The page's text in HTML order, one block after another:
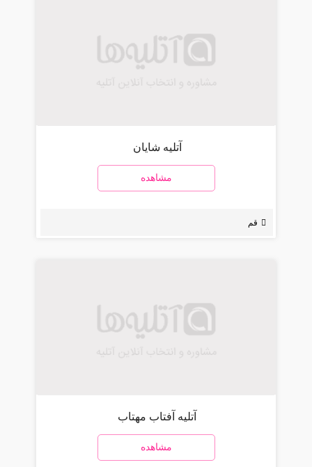
آتلیه شایان
مشاهده
قم
آتلیه آفتاب مهتاب
مشاهده